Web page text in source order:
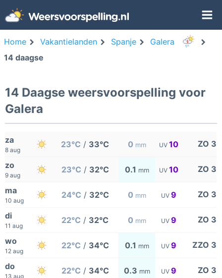
Home Vakantielanden Spanje
Galera
14 daagse
14 Daagse weersvoorspelling voor
Galera
za
8 aug
23°C / 33°C 0 mm UV 10 ZO 3
zo
9 aug
23°C / 32°C 0.1 mm UV 10 ZO 3
ma
10 aug
24°C / 32°C 0 mm UV 9 ZO 3
di
11 aug
22°C / 32°C 0 mm UV 9 ZO 3
wo
12 aug
22°C / 34°C 0.1 mm UV 9 ZZO 3
do
13 aug
22°C / 34°C 0.3 mm UV 9 ZO 3